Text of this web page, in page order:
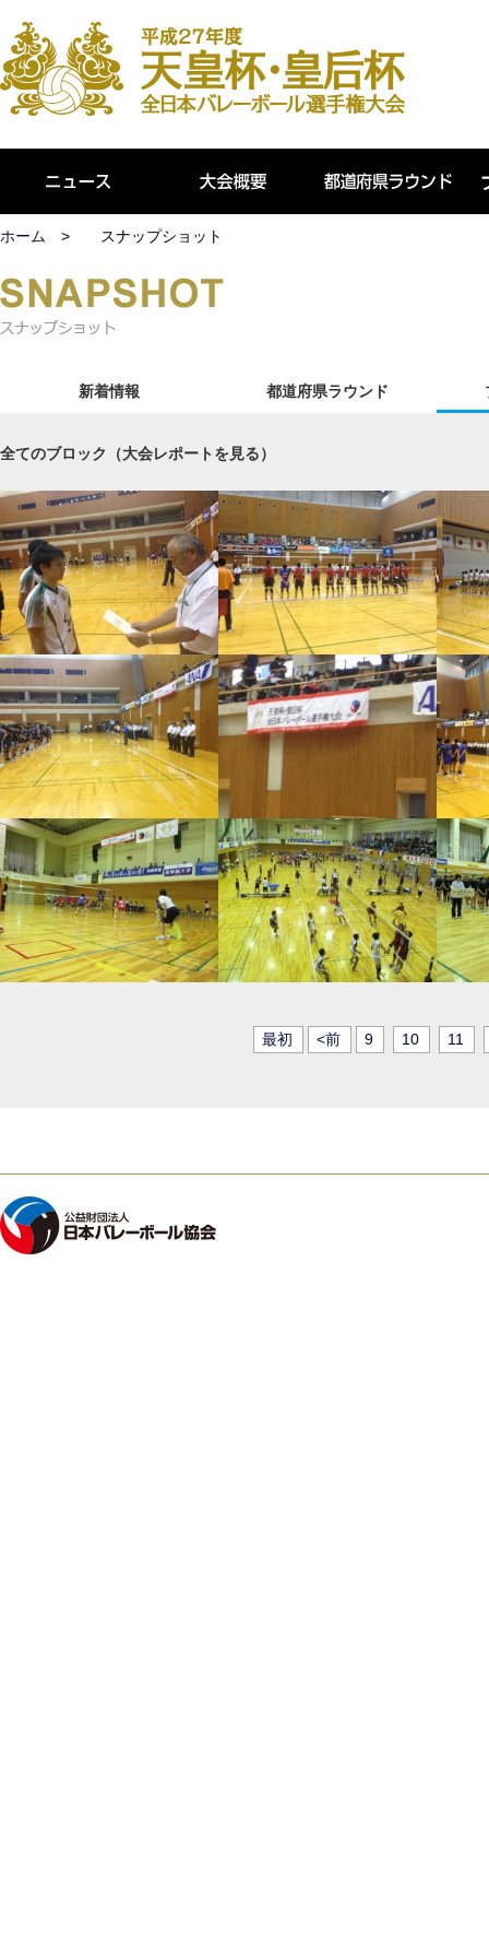
ホーム スナップショット
新着情報 都道府県ラウンド
全てのブロック（大会レポートを見る）
最初 <前 9 10 11